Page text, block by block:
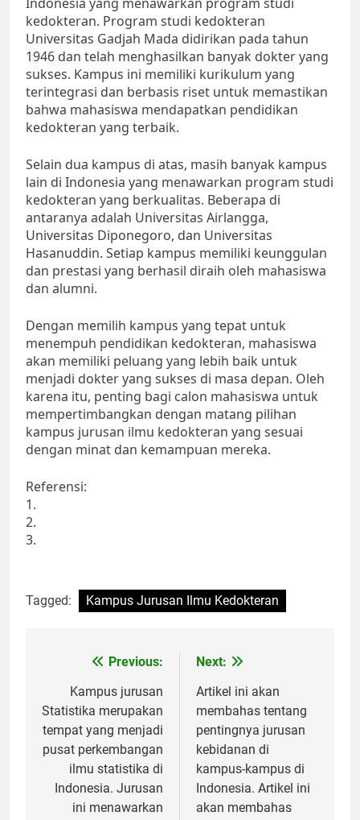
kedokteran. Program studi kedokteran
Universitas Gadjah Mada didirikan pada tahun
1946 dan telah menghasilkan banyak dokter yang
sukses. Kampus ini memiliki kurikulum yang
terintegrasi dan berbasis riset untuk memastikan
bahwa mahasiswa mendapatkan pendidikan
kedokteran yang terbaik.
Selain dua kampus di atas, masih banyak kampus
lain di Indonesia yang menawarkan program studi
kedokteran yang berkualitas. Beberapa di
antaranya adalah Universitas Airlangga,
Universitas Diponegoro, dan Universitas
Hasanuddin. Setiap kampus memiliki keunggulan
dan prestasi yang berhasil diraih oleh mahasiswa
dan alumni.
Dengan memilih kampus yang tepat untuk
menempuh pendidikan kedokteran, mahasiswa
akan memiliki peluang yang lebih baik untuk
menjadi dokter yang sukses di masa depan. Oleh
karena itu, penting bagi calon mahasiswa untuk
mempertimbangkan dengan matang pilihan
kampus jurusan ilmu kedokteran yang sesuai
dengan minat dan kemampuan mereka.
Referensi:
1.
2.
3.
Tagged: Kampus Jurusan Ilmu Kedokteran
navigation
Previous:
Kampus jurusan
Statistika merupakan
tempat yang menjadi
pusat perkembangan
ilmu statistika di
Indonesia. Jurusan
ini menawarkan
Next:
Artikel ini akan
membahas tentang
pentingnya jurusan
kebidanan di
kampus-kampus di
Indonesia. Artikel ini
akan membahas